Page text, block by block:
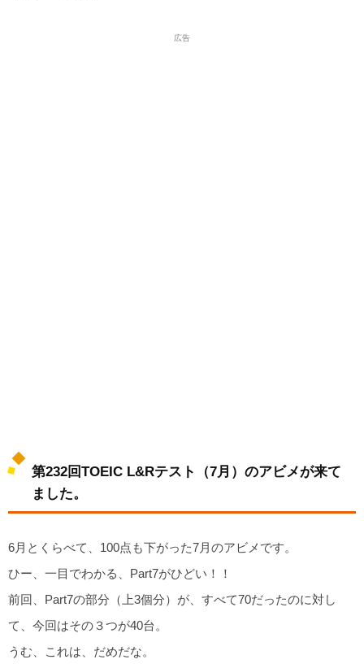
広告
第232回TOEIC L&Rテスト（7月）のアビメが来て
ました。
6月とくらべて、100点も下がった7月のアビメです。
ひー、一目でわかる、Part7がひどい！！
前回、Part7の部分（上3個分）が、すべて70だったのに対し
て、今回はその３つが40台。
うむ、これは、だめだな。